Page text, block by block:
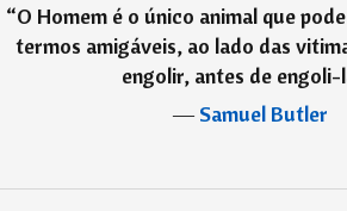
“O Homem é o único animal que
termos amigáveis, ao lado das
engolir, antes de engoli-
―Samuel Butler